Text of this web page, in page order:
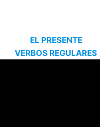
EL PRESENTE
VERBOS REGULARES